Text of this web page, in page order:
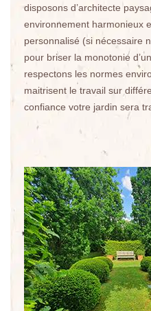
disposons d’architecte
environnement harmonieux
personnalisé (si nécessaire
pour briser la monotonie
respectons les normes
maitrisent le travail sur
confiance votre jardin sera